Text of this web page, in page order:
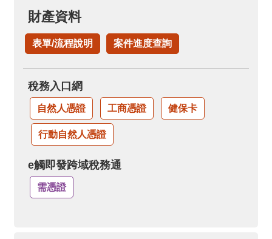
財產資料
表單/流程說明 案件進度查詢
稅務入口網
自然人憑證 工商憑證 健保卡
行動自然人憑證
e觸即發跨域稅務通
需憑證